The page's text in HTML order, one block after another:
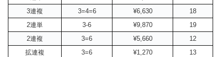
3連複
3=4=6 ¥6,630
18
2連単
3-6 ¥9,870
19
2連複
3=6 ¥5,660
12
拡連複
3=6 ¥1,270
13